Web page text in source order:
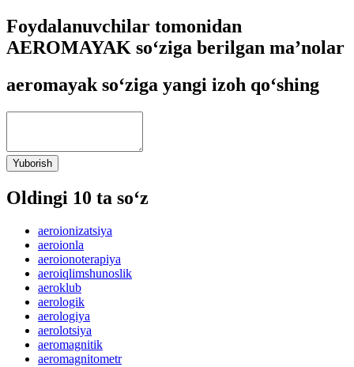
Foydalanuvchilar tomonidan
AEROMAYAK so‘ziga berilgan ma’nolar
aeromayak so‘ziga yangi izoh qo‘shing
Yuborish
Oldingi 10 ta so‘z
aeroionizatsiya
aeroionla
aeroionoterapiya
aeroiqlimshunoslik
aeroklub
aerologik
aerologiya
aerolotsiya
aeromagnitik
aeromagnitometr